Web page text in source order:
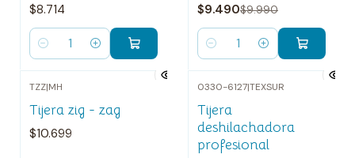
$8.714
Cantidad
$9.490$9.990
Cantidad
TZZ|MH
Tijera zig - zag
$10.699
0330-6127|TEXSUR
Tijera
deshilachadora
profesional